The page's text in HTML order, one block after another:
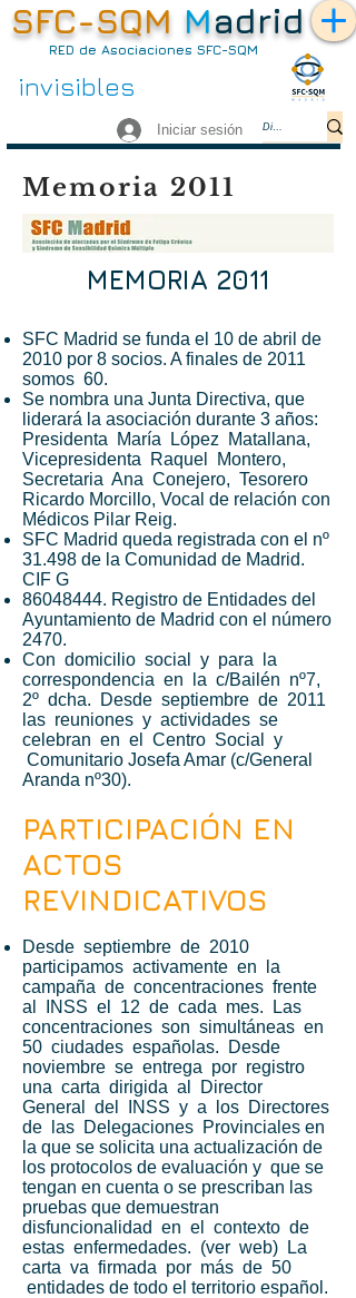
SFC-SQM Madrid
invisibles
RED de Asociaciones SFC-SQM
Iniciar sesión
Memoria 2011
MEMORIA 2011
SFC Madrid se funda el 10 de abril de
2010 por 8 socios. A finales de 2011
somos 60.
Se nombra una Junta Directiva, que
liderará la asociación durante 3 años:
Presidenta María López Matallana,
Vicepresidenta Raquel Montero,
Secretaria Ana Conejero, Tesorero
Ricardo Morcillo, Vocal de relación con
Médicos Pilar Reig.
SFC Madrid queda registrada con el nº
31.498 de la Comunidad de Madrid.
CIF G
86048444. Registro de Entidades del
Ayuntamiento de Madrid con el número
2470.
Con domicilio social y para la
correspondencia en la c/Bailén nº7,
2º dcha. Desde septiembre de 2011
las reuniones y actividades se
celebran en el Centro Social y
Comunitario Josefa Amar (c/General
Aranda nº30).
PARTICIPACIÓN EN
ACTOS
REVINDICATIVOS
Desde septiembre de 2010
participamos activamente en la
campaña de concentraciones frente
al INSS el 12 de cada mes. Las
concentraciones son simultáneas en
50 ciudades españolas. Desde
noviembre se entrega por registro
una carta dirigida al Director
General del INSS y a los Directores
de las Delegaciones Provinciales en
la que se solicita una actualización de
los protocolos de evaluación y que se
tengan en cuenta o se prescriban las
pruebas que demuestran
disfuncionalidad en el contexto de
estas enfermedades. (ver web) La
carta va firmada por más de 50
entidades de todo el territorio español.